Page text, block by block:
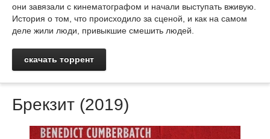
они завязали с кинематографом и начали выступать вживую.
История о том, что происходило за сценой, и как на самом
деле жили люди, привыкшие смешить людей.
скачать торрент
Брекзит (2019)